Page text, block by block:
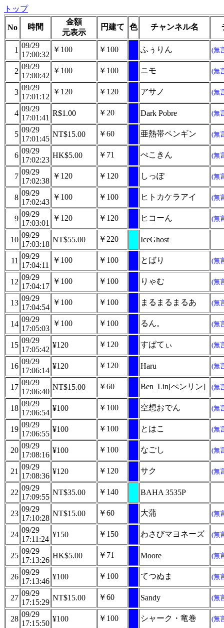
トップ
No 時間
金額
元表示
円建て 色 チャンネル名
1
09/29
17:00:32
￥100 ￥100 ふぅりん (無
2
09/29
17:00:42
￥100 ￥100 ニモ (無
3
09/29
17:01:12
￥120 ￥120 アサノ (無
4
09/29
17:01:41
R$1.00 ￥20 Dark Pobre (無
5
09/29
17:01:45
NT$15.00 ￥60 亜熱帯ペンギン (無
6
09/29
17:02:23
HK$5.00 ￥71 ぺこきん (無
7
09/29
17:02:38
￥120 ￥120 しっぽ (無
8
09/29
17:02:43
￥100 ￥100 ヒトカケラアイ (無
9
09/29
17:03:01
￥120 ￥120 ヒコーん (無
10
09/29
17:03:18
NT$55.00 ￥220 IceGhost
11
09/29
17:04:11
￥100 ￥100 とばり (無
12
09/29
17:04:17
￥100 ￥100 りゃむ (無
13
09/29
17:04:54
￥100 ￥100 まるまるまるあ (無
14
09/29
17:05:03
￥100 ￥100 るん。 (無
15
09/29
17:05:42
¥120 ￥120 すぱてぃ (無
16
09/29
17:06:14
¥120 ￥120 Haru (無
17
09/29
17:06:40
NT$15.00 ￥60 Ben_Lin[ぺンリン] (無
18
09/29
17:06:54
¥100 ￥100 空想おでん (無
19
09/29
17:06:55
¥100 ￥100 とはこ (無
20
09/29
17:08:16
¥100 ￥100 なごし (無
21
09/29
17:08:36
¥120 ￥120 サク (無
22
09/29
17:09:55
NT$35.00 ￥140 BAHA 3535P
23
09/29
17:10:28
NT$15.00 ￥60 大蒲 (無
24
09/29
17:11:24
¥150 ￥150 わさびマヨネーズ (無
25
09/29
17:13:26
HK$5.00 ￥71 Moore (無
26
09/29
17:13:46
¥100 ￥100 てつぬま (無
27
09/29
17:15:29
NT$15.00 ￥60 Sandy (無
28
09/29
17:15:50
¥100 ￥100 シャーク・竜巻 (無